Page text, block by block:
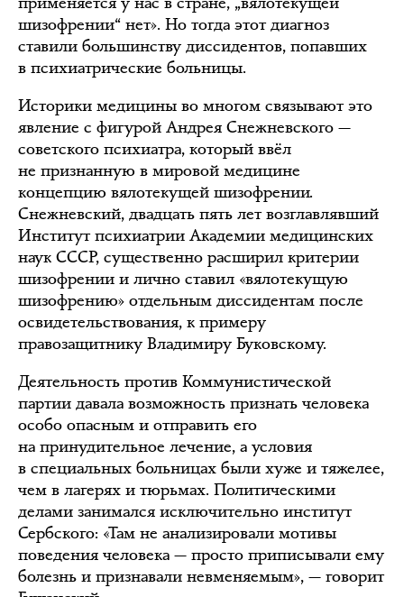
шизофрении“ нет». Но тогда этот диагноз
ставили большинству диссидентов, попавших
в психиатрические больницы.
Историки медицины во многом связывают это
явление с фигурой Андрея Снежневского —
советского психиатра, который ввёл
не признанную в мировой медицине
концепцию вялотекущей шизофрении.
Снежневский, двадцать пять лет возглавлявший
Институт психиатрии Академии медицинских
наук СССР, существенно расширил критерии
шизофрении и лично ставил «вялотекущую
шизофрению» отдельным диссидентам после
освидетельствования, к примеру
правозащитнику Владимиру Буковскому.
Деятельность против Коммунистической
партии давала возможность признать человека
особо опасным и отправить его
на принудительное лечение, а условия
в специальных больницах были хуже и тяжелее,
чем в лагерях и тюрьмах. Политическими
делами занимался исключительно институт
Сербского: «Там не анализировали мотивы
поведения человека — просто приписывали ему
болезнь и признавали невменяемым», — говорит